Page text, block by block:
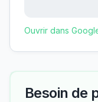
Ouvrir dans
Besoin de